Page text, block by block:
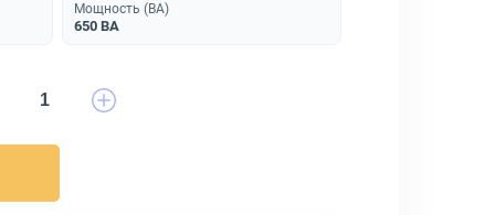
Мощность (ВА)
650 ВА